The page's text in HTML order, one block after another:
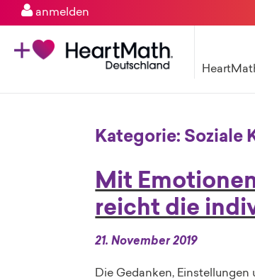
anmelden
Kategorie: Soziale
Mit
reicht die
21. November 2019
Die Gedanken,